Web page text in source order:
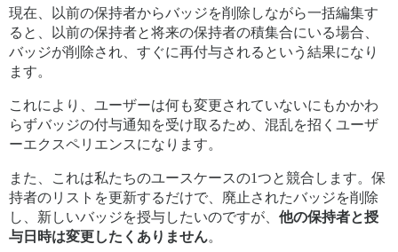
現在、以前の保持者からバッジを削除しながら一括編集す
ると、以前の保持者と将来の保持者の積集合にいる場合、
バッジが削除され、すぐに再付与されるという結果になり
ます。
これにより、ユーザーは何も変更されていないにもかかわ
らずバッジの付与通知を受け取るため、混乱を招くユーザ
ーエクスペリエンスになります。
また、これは私たちのユースケースの1つと競合します。保
持者のリストを更新するだけで、廃止されたバッジを削除
し、新しいバッジを授与したいのですが、 他の保持者と授
与日時は変更したくありません。